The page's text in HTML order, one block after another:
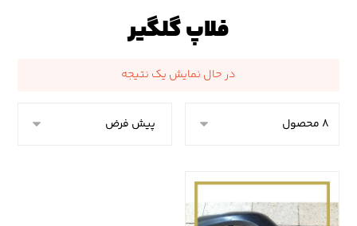
فلاپ گلگیر
در حال نمایش یک نتیجه